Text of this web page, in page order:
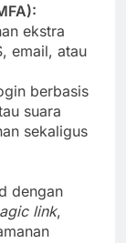
ekstra
email, atau
berbasis
suara
sekaligus
dengan
link,